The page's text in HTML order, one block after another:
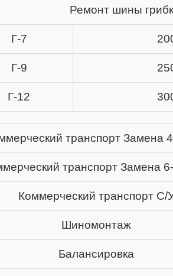
Ремонт шины
Г-7
Г-9
Г-12
транспорт Замена
транспорт Замена
Коммерческий транспорт С/
Шиномонтаж
Балансировка